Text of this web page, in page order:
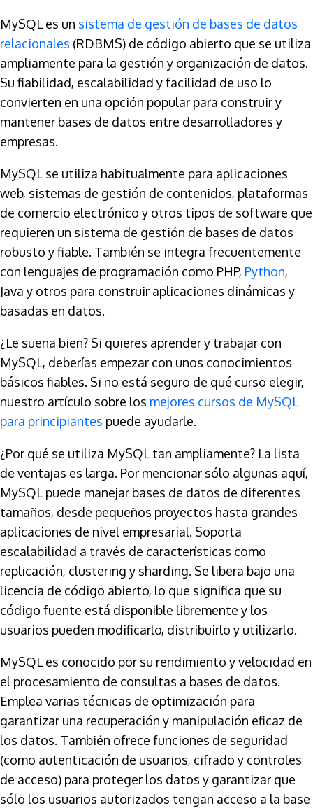
MySQL es un sistema de gestión de bases de datos
relacionales (RDBMS) de código abierto que se utiliza
ampliamente para la gestión y organización de datos.
Su fiabilidad, escalabilidad y facilidad de uso lo
convierten en una opción popular para construir y
mantener bases de datos entre desarrolladores y
empresas.
MySQL se utiliza habitualmente para aplicaciones
web, sistemas de gestión de contenidos, plataformas
de comercio electrónico y otros tipos de software que
requieren un sistema de gestión de bases de datos
robusto y fiable. También se integra frecuentemente
con lenguajes de programación como PHP, Python,
Java y otros para construir aplicaciones dinámicas y
basadas en datos.
¿Le suena bien? Si quieres aprender y trabajar con
MySQL, deberías empezar con unos conocimientos
básicos fiables. Si no está seguro de qué curso elegir,
nuestro artículo sobre los mejores cursos de MySQL
para principiantes puede ayudarle.
¿Por qué se utiliza MySQL tan ampliamente? La lista
de ventajas es larga. Por mencionar sólo algunas aquí,
MySQL puede manejar bases de datos de diferentes
tamaños, desde pequeños proyectos hasta grandes
aplicaciones de nivel empresarial. Soporta
escalabilidad a través de características como
replicación, clustering y sharding. Se libera bajo una
licencia de código abierto, lo que significa que su
código fuente está disponible libremente y los
usuarios pueden modificarlo, distribuirlo y utilizarlo.
MySQL es conocido por su rendimiento y velocidad en
el procesamiento de consultas a bases de datos.
Emplea varias técnicas de optimización para
garantizar una recuperación y manipulación eficaz de
los datos. También ofrece funciones de seguridad
(como autenticación de usuarios, cifrado y controles
de acceso) para proteger los datos y garantizar que
sólo los usuarios autorizados tengan acceso a la base